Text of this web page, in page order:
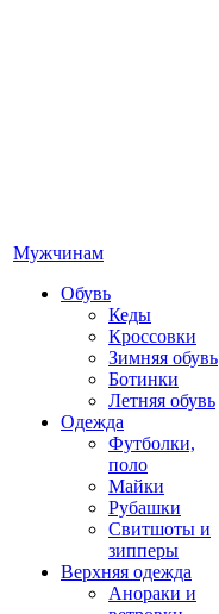
Мужчинам
Обувь
Кеды
Кроссовки
Зимняя обувь
Ботинки
Летняя обувь
Одежда
Футболки,
поло
Майки
Рубашки
Свитшоты и
зипперы
Верхняя одежда
Анораки и